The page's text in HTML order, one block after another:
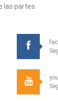
las partes.